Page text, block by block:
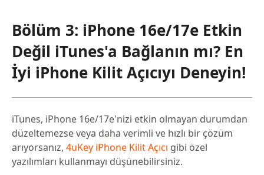
Bölüm 3: iPhone 16e/17e Etkin
Değil iTunes'a Bağlanın mı? En
İyi iPhone Kilit Açıcıyı Deneyin!
iTunes, iPhone 16e/17e'nizi etkin olmayan durumdan
düzeltemezse veya daha verimli ve hızlı bir çözüm
arıyorsanız, 4uKey iPhone Kilit Açıcı gibi özel
yazılımları kullanmayı düşünebilirsiniz.